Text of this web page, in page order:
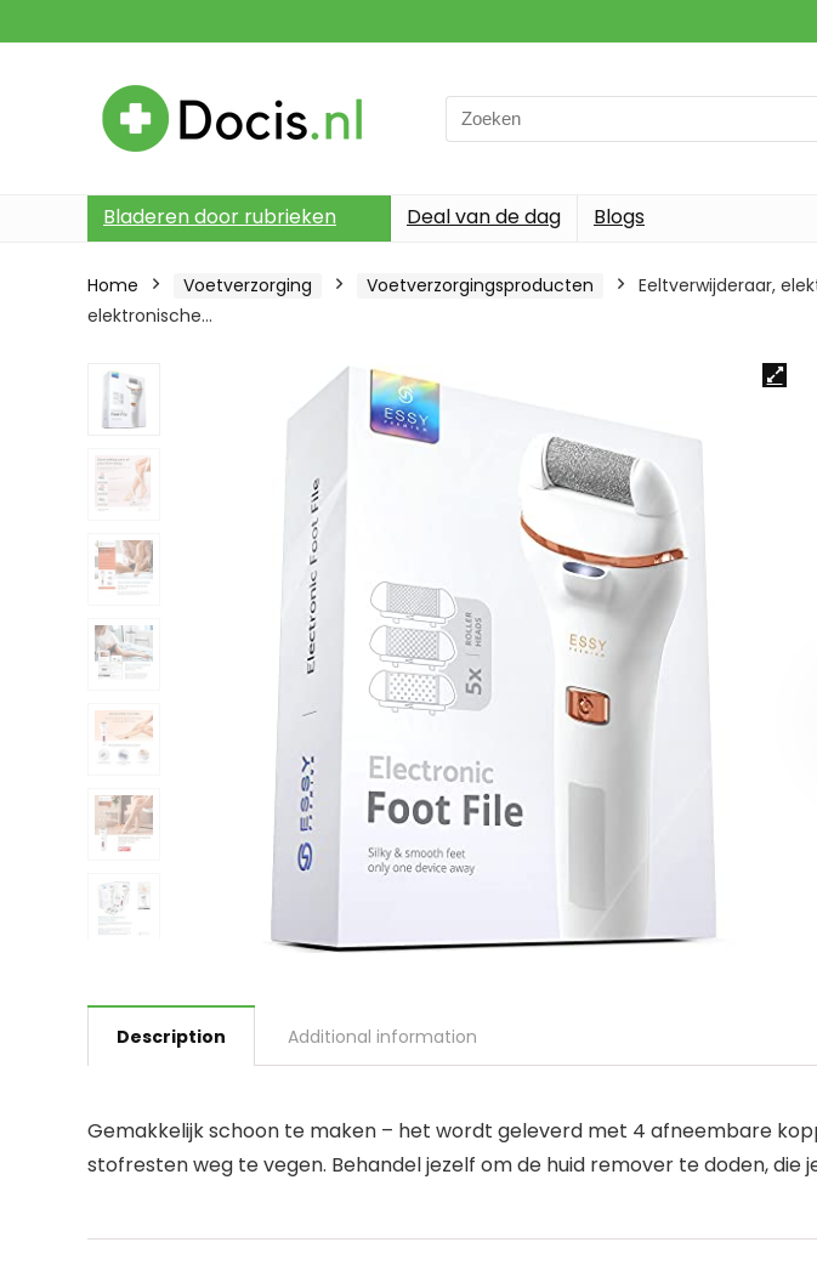
Search
for:
Bladeren door rubrieken Deal van de dag Blogs
Home Voetverzorging Voetverzorgingsproducten
Eeltverwijderaar,
elektronische…
Description Additional information
Gemakkelijk schoon te maken – het wordt geleverd met 4 afneembare
stofresten weg te vegen. Behandel jezelf om de huid remover te doden,